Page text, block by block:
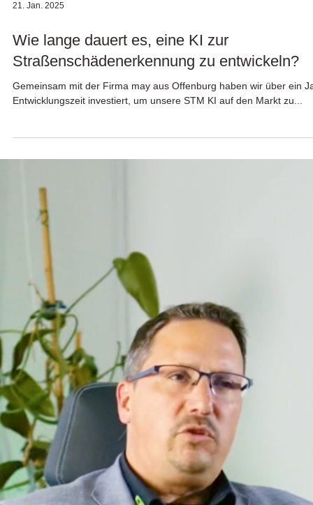
21. Jan. 2025
Wie lange dauert es, eine KI zur
Straßenschädenerkennung zu entwickeln?
Gemeinsam mit der Firma may aus Offenburg haben wir über ein Jahr
Entwicklungszeit investiert, um unsere STM KI auf den Markt zu...